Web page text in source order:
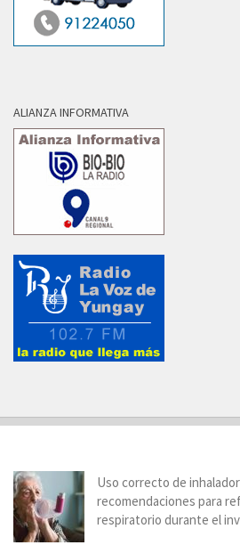
ALIANZA INFORMATIVA
Uso correcto de
recomendaciones para
respiratorio durante el